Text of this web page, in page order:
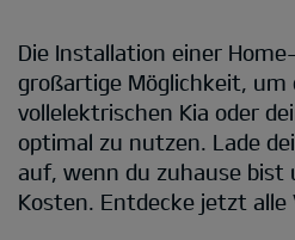
Die Installation einer
großartige Möglichkeit, um
vollelektrischen Kia oder
optimal zu nutzen. Lade
auf, wenn du zuhause bist
Kosten. Entdecke jetzt alle